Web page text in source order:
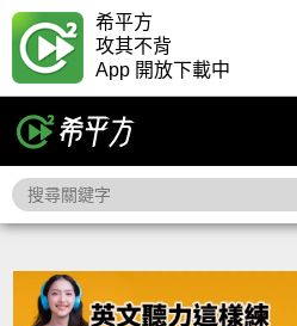
希平方
攻其不背
App 開放下載中